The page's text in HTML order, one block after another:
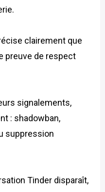
clairement que
preuve de respect
signalements,
: shadowban,
suppression
Tinder disparaît,